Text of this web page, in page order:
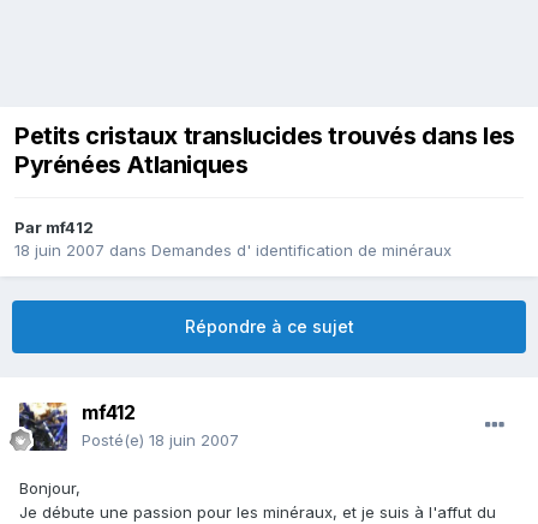
Petits cristaux translucides trouvés dans les
Pyrénées Atlaniques
Par mf412
18 juin 2007 dans Demandes d' identification de minéraux
Répondre à ce sujet
mf412
Posté(e) 18 juin 2007
Bonjour,
Je débute une passion pour les minéraux, et je suis à l'affut du